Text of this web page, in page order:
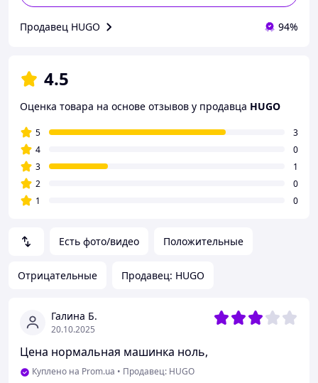
Есть фото/видео Положительные
Отрицательные Продавец: HUGO
Галина Б.
20.10.2025
Цена нормальная машинка ноль,
Куплено на Prom.ua • Продавец: HUGO
Продавец HUGO 94%
4.5
Оценка товара на основе отзывов у продавца HUGO
5
3
4
0
3
1
2
0
1
0